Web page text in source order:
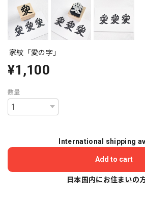
家紋「愛の字」
¥1,100
数量
International shipping
Add to cart
日本国内にお住まいの